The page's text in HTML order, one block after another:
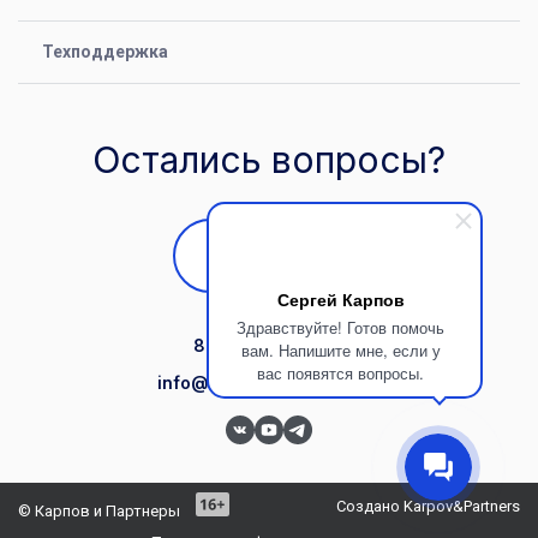
Сергей Карпов
Здравствуйте! Готов помочь
вам. Напишите мне, если у
вас появятся вопросы.
Apache Superset
Техподдержка
Остались вопросы?
8 (861) 217 60 96
info@karpovpartners.com
© Карпов и Партнеры Создано Karpov&Partners